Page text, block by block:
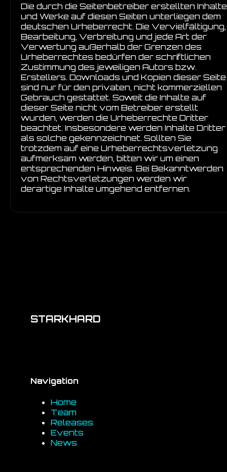
Die durch die Seitenbetreiber erstellten Inhalte
und Werke auf diesen Seiten unterliegen dem
deutschen Urheberrecht. Die Vervielfältigung,
Bearbeitung, Verbreitung und jede Art der
Verwertung außerhalb der Grenzen des
Urheberrechtes bedürfen der schriftlichen
Zustimmung des jeweiligen Autors bzw.
Erstellers. Downloads und Kopien dieser Seite
sind nur für den privaten, nicht kommerziellen
Gebrauch gestattet. Soweit die Inhalte auf
dieser Seite nicht vom Betreiber erstellt
wurden, werden die Urheberrechte Dritter
beachtet. Insbesondere werden Inhalte Dritter
als solche gekennzeichnet. Sollten Sie
trotzdem auf eine Urheberrechtsverletzung
aufmerksam werden, bitten wir um einen
entsprechenden Hinweis. Bei Bekanntwerden
von Rechtsverletzungen werden wir
derartige Inhalte umgehend entfernen.
STARKHARD
Navigation
Home
Team
Releases
Events
News